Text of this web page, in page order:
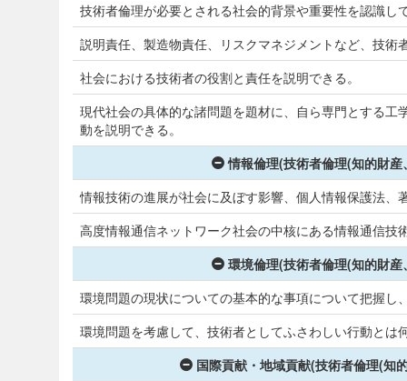
技術者倫理が必要とされる社会的背景や重要性を認識し
説明責任、製造物責任、リスクマネジメントなど、技
社会における技術者の役割と責任を説明できる。
現代社会の具体的な諸問題を題材に、自ら専門とする
動を説明できる。
情報倫理(技術者倫理(知的財
情報技術の進展が社会に及ぼす影響、個人情報保護法、
高度情報通信ネットワーク社会の中核にある情報通信技
環境倫理(技術者倫理(知的財
環境問題の現状についての基本的な事項について把握
環境問題を考慮して、技術者としてふさわしい行動とは
国際貢献・地域貢献(技術者倫理(知